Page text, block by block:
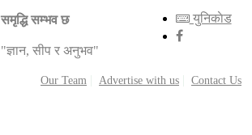
समृद्धि सम्भव छ
"ज्ञान, सीप र अनुभव"
Our Team Advertise with us Contact Us
युनिकाेड